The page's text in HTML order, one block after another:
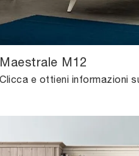
Maestrale M12